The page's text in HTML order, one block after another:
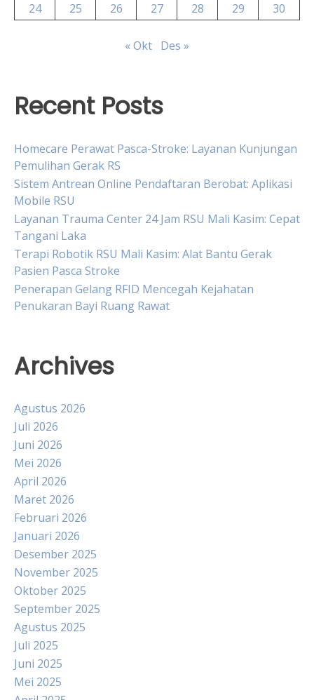
24
25 26 27 28 29 30
« Okt Des »
Recent Posts
Homecare Perawat Pasca-Stroke: Layanan Kunjungan
Pemulihan Gerak RS
Sistem Antrean Online Pendaftaran Berobat: Aplikasi
Mobile RSU
Layanan Trauma Center 24 Jam RSU Mali Kasim: Cepat
Tangani Laka
Terapi Robotik RSU Mali Kasim: Alat Bantu Gerak
Pasien Pasca Stroke
Penerapan Gelang RFID Mencegah Kejahatan
Penukaran Bayi Ruang Rawat
Archives
Agustus 2026
Juli 2026
Juni 2026
Mei 2026
April 2026
Maret 2026
Februari 2026
Januari 2026
Desember 2025
November 2025
Oktober 2025
September 2025
Agustus 2025
Juli 2025
Juni 2025
Mei 2025